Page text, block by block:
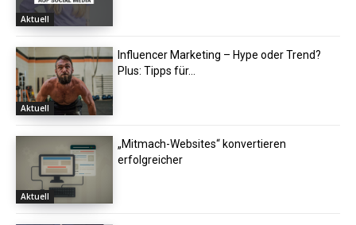
Aktuell
Aktuell
Influencer Marketing – Hype oder Trend?
Plus: Tipps für...
Aktuell
„Mitmach-Websites“ konvertieren
erfolgreicher